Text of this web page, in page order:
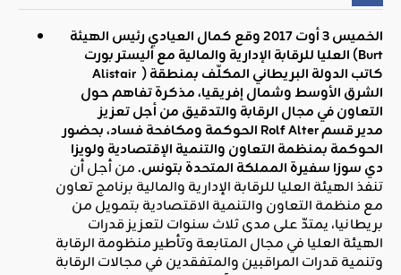
الخميس 3 أوت 2017 وقع كمال العيادي رئيس الهيئة
العليا للرقابة الإدارية والمالية مع أليستر بورت(Burt
Alistair ) كاتب الدولة البريطاني المكلّف بمنطقة
الشرق الأوسط وشمال إفريقيا، مذكرة تفاهم حول
التعاون في مجال الرقابة والتدقيق من أجل تعزيز
الحوكمة ومكافحة فساد، بحضورRolf Alterمدير قسم
الحوكمة بمنظمة التعاون والتنمية الإقتصادية ولويزا
دي سوزا سفيرة المملكة المتحدة بتونس.من أجل أن
تنفذ الهيئة العليا للرقابة الإدارية والمالية برنامج تعاون
مع منظمة التعاون والتنمية الاقتصادية بتمويل من
بريطانيا، يمتدّ على مدى ثلاث سنوات لتعزيز قدرات
الهيئة العليا في مجال المتابعة وتأطير منظومة الرقابة
وتنمية قدرات المراقبين والمتفقدين في مجالات الرقابة